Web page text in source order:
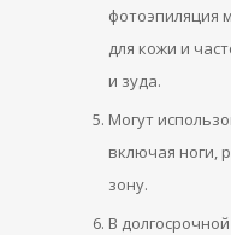
фотоэпиляция
для кожи и
и зуда.
Могут
включая ноги,
зону.
В